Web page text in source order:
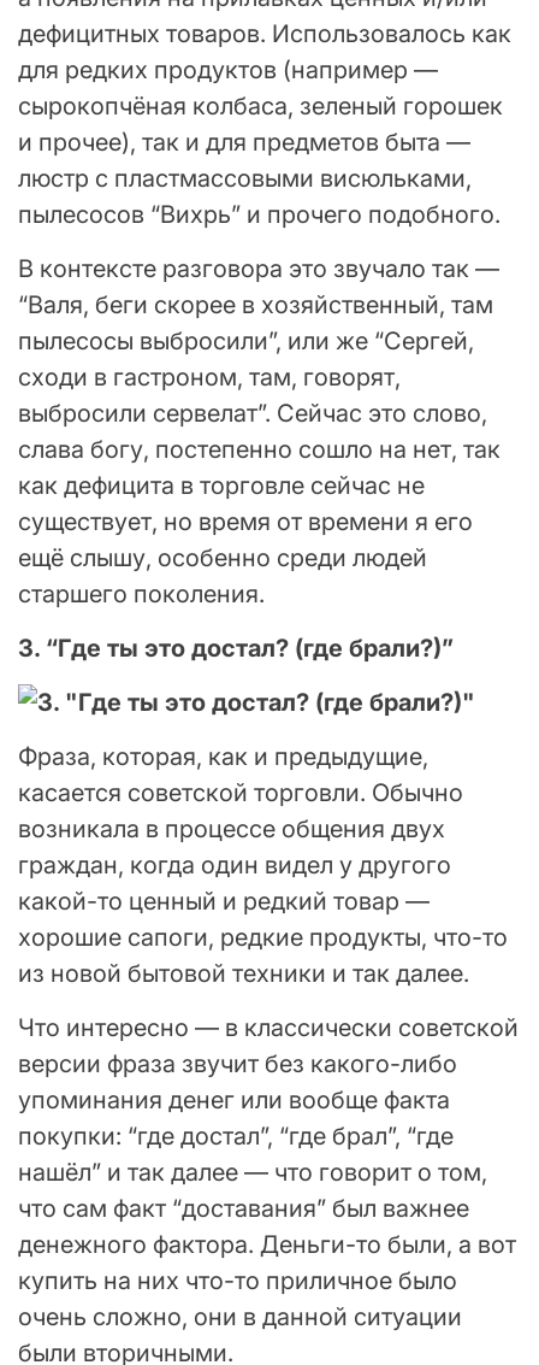
дефицитных товаров. Использовалось как
для редких продуктов (например —
сырокопчёная колбаса, зеленый горошек
и прочее), так и для предметов быта —
люстр с пластмассовыми висюльками,
пылесосов “Вихрь” и прочего подобного.
В контексте разговора это звучало так —
“Валя, беги скорее в хозяйственный, там
пылесосы выбросили”, или же “Сергей,
сходи в гастроном, там, говорят,
выбросили сервелат”. Сейчас это слово,
слава богу, постепенно сошло на нет, так
как дефицита в торговле сейчас не
существует, но время от времени я его
ещё слышу, особенно среди людей
старшего поколения.
3. “Где ты это достал? (где брали?)”
Фраза, которая, как и предыдущие,
касается советской торговли. Обычно
возникала в процессе общения двух
граждан, когда один видел у другого
какой-то ценный и редкий товар —
хорошие сапоги, редкие продукты, что-то
из новой бытовой техники и так далее.
Что интересно — в классически советской
версии фраза звучит без какого-либо
упоминания денег или вообще факта
покупки: “где достал”, “где брал”, “где
нашёл” и так далее — что говорит о том,
что сам факт “доставания” был важнее
денежного фактора. Деньги-то были, а вот
купить на них что-то приличное было
очень сложно, они в данной ситуации
были вторичными.